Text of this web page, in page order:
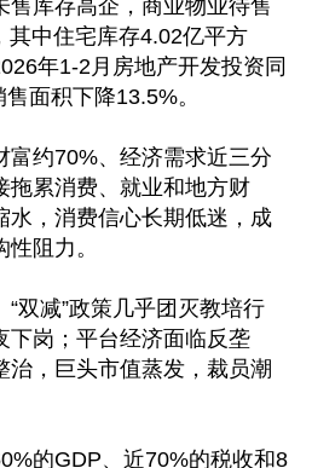
售库存高企，商业物业待售
其中住宅库存4.02亿平方
年1-2月房地产开发投资同
面积下降13.5%。
富约70%、经济需求近三分
拖累消费、就业和地方财
水，消费信心长期低迷，成
阻力。
双减”政策几乎团灭教培行
下岗；平台经济面临反垄
治，巨头市值蒸发，裁员潮
的GDP、近70%的税收和8